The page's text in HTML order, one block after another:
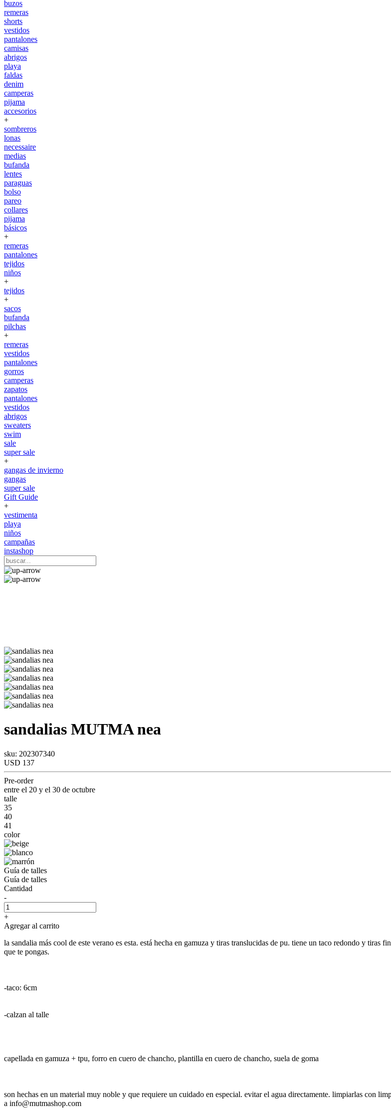
buzos
remeras
shorts
vestidos
pantalones
camisas
abrigos
playa
faldas
denim
camperas
pijama
accesorios
+
sombreros
lonas
necessaire
medias
bufanda
lentes
paraguas
bolso
pareo
collares
pijama
básicos
+
remeras
pantalones
tejidos
niños
+
tejidos
+
sacos
bufanda
pilchas
+
remeras
vestidos
pantalones
gorros
camperas
zapatos
pantalones
vestidos
abrigos
sweaters
swim
sale
super sale
+
gangas de invierno
gangas
super sale
Gift Guide
+
vestimenta
playa
niños
campañas
instashop
sandalias MUTMAnea
sku: 202307340
USD 137
Pre-order
entre el 20 y el 30 de octubre
talle
35
40
41
color
Guía de talles
Guía de talles
Cantidad
-
+
Agregar al carrito
la sandalia más cool de este verano es esta. está hecha en gamuza y tiras translucidas de pu. tiene un taco redondo y
que te pongas.
-taco: 6cm
-calzan al talle
capellada en gamuza + tpu, forro en cuero de chancho, plantilla en cuero de chancho, suela de goma
son hechas en un material muy noble y que requiere un cuidado en especial. evitar el agua directamente. limpiarlas con
a info@mutmashop.com